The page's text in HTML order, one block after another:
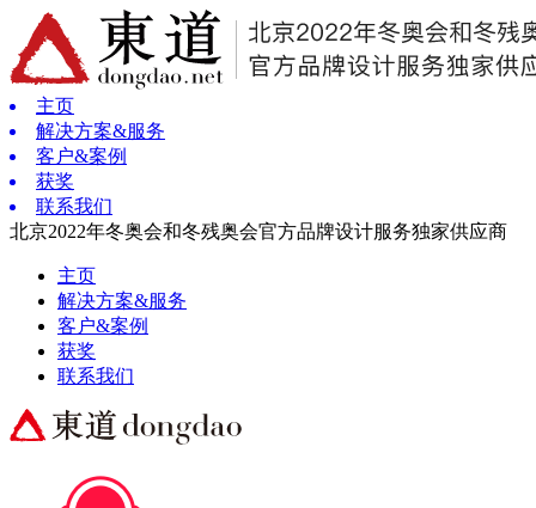
主页
解决方案&服务
客户&案例
获奖
联系我们
北京2022年冬奥会和冬残奥会官方品牌设计服务独家供应商
主页
解决方案&服务
客户&案例
获奖
联系我们